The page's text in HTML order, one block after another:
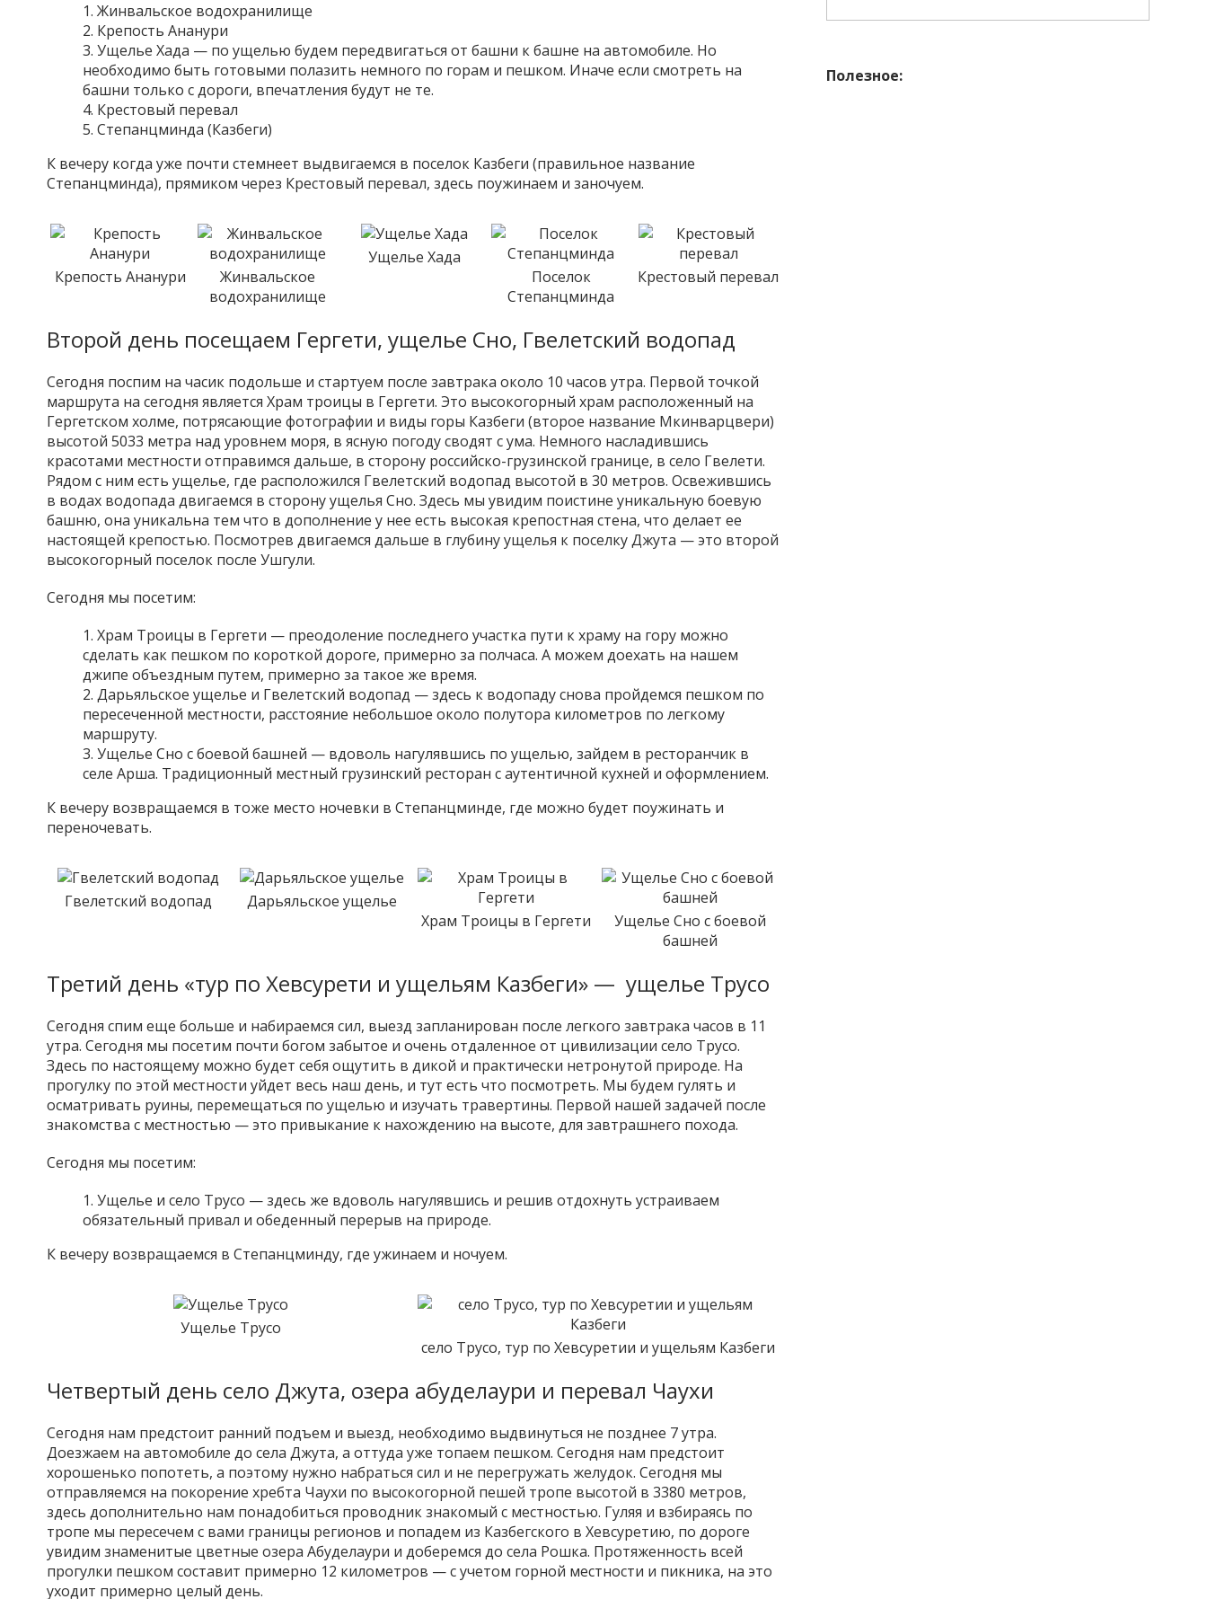
Жинвальское водохранилище
Крепость Ананури
Ущелье Хада — по ущелью будем передвигаться от башни к башне на автомобиле. Но
необходимо быть готовыми полазить немного по горам и пешком. Иначе если смотреть на
башни только с дороги, впечатления будут не те.
Крестовый перевал
Степанцминда (Казбеги)
К вечеру когда уже почти стемнеет выдвигаемся в поселок Казбеги (правильное название
Степанцминда), прямиком через Крестовый перевал, здесь поужинаем и заночуем.
Крепость Ананури
Жинвальское
водохранилище
Ущелье Хада
Поселок
Степанцминда
Крестовый перевал
Второй день посещаем Гергети, ущелье Сно, Гвелетский водопад
Сегодня поспим на часик подольше и стартуем после завтрака около 10 часов утра. Первой точкой
маршрута на сегодня является Храм троицы в Гергети. Это высокогорный храм расположенный на
Гергетском холме, потрясающие фотографии и виды горы Казбеги (второе название Мкинварцвери)
высотой 5033 метра над уровнем моря, в ясную погоду сводят с ума. Немного насладившись
красотами местности отправимся дальше, в сторону российско-грузинской границе, в село Гвелети.
Рядом с ним есть ущелье, где расположился Гвелетский водопад высотой в 30 метров. Освежившись
в водах водопада двигаемся в сторону ущелья Сно. Здесь мы увидим поистине уникальную боевую
башню, она уникальна тем что в дополнение у нее есть высокая крепостная стена, что делает ее
настоящей крепостью. Посмотрев двигаемся дальше в глубину ущелья к поселку Джута — это второй
высокогорный поселок после Ушгули.
Сегодня мы посетим:
Храм Троицы в Гергети — преодоление последнего участка пути к храму на гору можно
сделать как пешком по короткой дороге, примерно за полчаса. А можем доехать на нашем
джипе объездным путем, примерно за такое же время.
Дарьяльское ущелье и Гвелетский водопад — здесь к водопаду снова пройдемся пешком по
пересеченной местности, расстояние небольшое около полутора километров по легкому
маршруту.
Ущелье Сно с боевой башней — вдоволь нагулявшись по ущелью, зайдем в ресторанчик в
селе Арша. Традиционный местный грузинский ресторан с аутентичной кухней и оформлением.
К вечеру возвращаемся в тоже место ночевки в Степанцминде, где можно будет поужинать и
переночевать.
Гвелетский водопад
Дарьяльское ущелье
Храм Троицы в Гергети
Ущелье Сно с боевой
башней
Третий день «тур по Хевсурети и ущельям Казбеги» — ущелье Трусо
Сегодня спим еще больше и набираемся сил, выезд запланирован после легкого завтрака часов в 11
утра. Сегодня мы посетим почти богом забытое и очень отдаленное от цивилизации село Трусо.
Здесь по настоящему можно будет себя ощутить в дикой и практически нетронутой природе. На
прогулку по этой местности уйдет весь наш день, и тут есть что посмотреть. Мы будем гулять и
осматривать руины, перемещаться по ущелью и изучать травертины. Первой нашей задачей после
знакомства с местностью — это привыкание к нахождению на высоте, для завтрашнего похода.
Сегодня мы посетим:
Ущелье и село Трусо — здесь же вдоволь нагулявшись и решив отдохнуть устраиваем
обязательный привал и обеденный перерыв на природе.
К вечеру возвращаемся в Степанцминду, где ужинаем и ночуем.
Ущелье Трусо
село Трусо, тур по Хевсуретии и ущельям Казбеги
Четвертый день село Джута, озера абуделаури и перевал Чаухи
Сегодня нам предстоит ранний подъем и выезд, необходимо выдвинуться не позднее 7 утра.
Доезжаем на автомобиле до села Джута, а оттуда уже топаем пешком. Сегодня нам предстоит
хорошенько попотеть, а поэтому нужно набраться сил и не перегружать желудок. Сегодня мы
отправляемся на покорение хребта Чаухи по высокогорной пешей тропе высотой в 3380 метров,
здесь дополнительно нам понадобиться проводник знакомый с местностью. Гуляя и взбираясь по
тропе мы пересечем с вами границы регионов и попадем из Казбегского в Хевсуретию, по дороге
увидим знаменитые цветные озера Абуделаури и доберемся до села Рошка. Протяженность всей
прогулки пешком составит примерно 12 километров — с учетом горной местности и пикника, на это
уходит примерно целый день.
Полезное: